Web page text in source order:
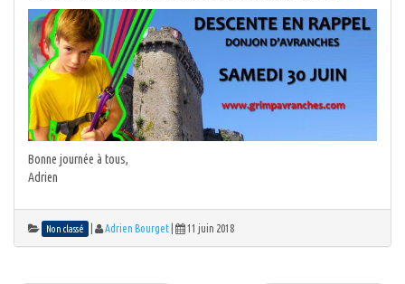
Bonne journée à tous,
Adrien
Non classé Adrien Bourget 11 juin 2018